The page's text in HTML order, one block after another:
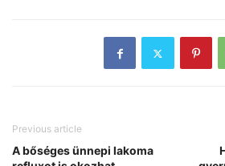
Previous article
A bőséges ünnepi lakoma